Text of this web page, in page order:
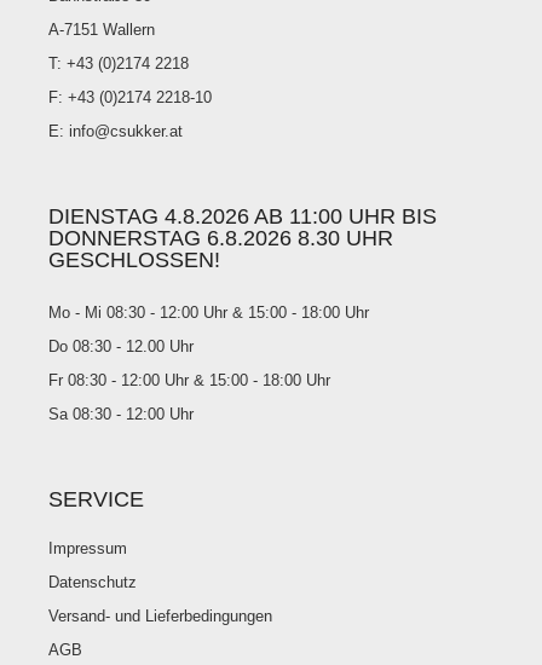
A-7151 Wallern
T: +43 (0)2174 2218
F: +43 (0)2174 2218-10
E: info@csukker.at
DIENSTAG 4.8.2026 AB 11:00 UHR BIS
DONNERSTAG 6.8.2026 8.30 UHR
GESCHLOSSEN!
Mo - Mi 08:30 - 12:00 Uhr & 15:00 - 18:00 Uhr
Do 08:30 - 12.00 Uhr
Fr 08:30 - 12:00 Uhr & 15:00 - 18:00 Uhr
Sa 08:30 - 12:00 Uhr
SERVICE
Impressum
Datenschutz
Versand- und Lieferbedingungen
AGB